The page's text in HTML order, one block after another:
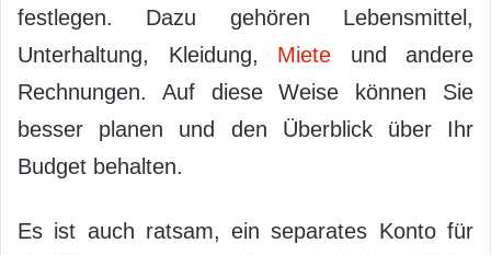
festlegen. Dazu gehören Lebensmittel,
Unterhaltung, Kleidung, Miete und andere
Rechnungen. Auf diese Weise können Sie
besser planen und den Überblick über Ihr
Budget behalten.
Es ist auch ratsam, ein separates Konto für